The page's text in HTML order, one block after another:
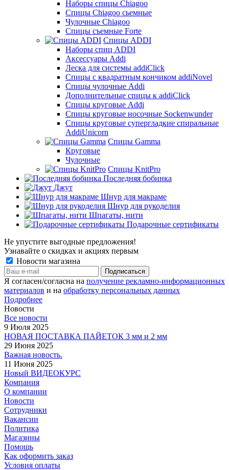
Наборы спицы Chiagoo
Спицы Chiagoo сьемные
Чулочные Chiagoo
Спицы съемные Forte
Спицы ADDI
Наборы спиц ADDI
Аксессуары Addi
Леска для системы addiClick
Спицы с квадратным кончиком addiNovel
Спицы чулочные Addi
Дополнительные спицы к addiClick
Спицы круговые Addi
Спицы круговые носочные Sockenwunder
Спицы круговые супергладкие спиральные
AddiUnicorn
Спицы Gamma
Круговые
Чулочные
Спицы KnitPro
Последняя бобинка
Джут
Шнур для макраме
Шнур для рукоделия
Шпагаты, нити
Подарочные сертификаты
Не упустите выгодные предложения!
Узнавайте о скидках и акциях первым
Новости магазина
Я согласен/согласна на получение рекламно-информационных
материалов и на обработку персональных данных
Подробнее
Новости
Все новости
9 Июля 2025
НОВАЯ ПОСТАВКА ПАЙЕТОК 3 мм и 2 мм
29 Июня 2025
Важная новость.
11 Июня 2025
Новый ВИДЕОКУРС
Компания
О компании
Новости
Сотрудники
Вакансии
Политика
Магазины
Помощь
Как оформить заказ
Условия оплаты